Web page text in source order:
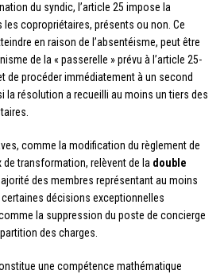
du syndic, l’article 25 impose la
les copropriétaires, présents ou non. Ce
en raison de l’absentéisme, peut être
de la « passerelle » prévu à l’article 25-
de procéder immédiatement à un second
la résolution a recueilli au moins un tiers des
comme la modification du règlement de
transformation, relèvent de la double
des membres représentant au moins
certaines décisions exceptionnelles
la suppression du poste de concierge
des charges.
une compétence mathématique